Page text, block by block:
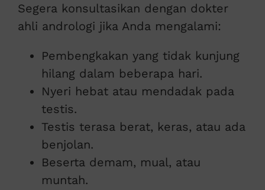
Segera konsultasikan dengan dokter
ahli andrologi jika Anda mengalami:
Pembengkakan yang tidak kunjung
hilang dalam beberapa hari.
Nyeri hebat atau mendadak pada
testis.
Testis terasa berat, keras, atau ada
benjolan.
Beserta demam, mual, atau
muntah.